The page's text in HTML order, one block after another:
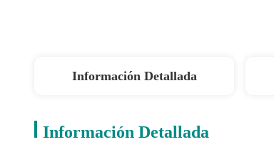
Información Detallada
Información Detallada